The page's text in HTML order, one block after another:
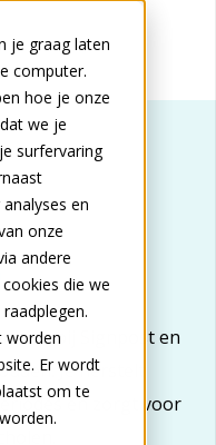
je graag laten
computer.
hoe je onze
we je
surfervaring
en
onze
andere
die we
raadplegen.
worden
Er wordt
om te
bij Signpost en
Je herstelt
en zorgt voor